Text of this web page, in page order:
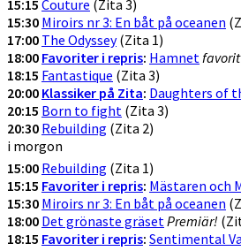
15:15 Couture (Zita 3)
15:30 Miroirs nr 3: En båt på oceanen
17:00 The Odyssey(Zita 1)
18:00 Favoriter i repris: Hamnet
18:15 Fantastique (Zita 3)
20:00 Klassiker på Zita: Daughters of
20:15 Born to fight (Zita 3)
20:30 Rebuilding (Zita 2)
i morgon
15:00 Rebuilding (Zita 1)
15:15 Favoriter i repris: Mästaren och
15:30 Miroirs nr 3: En båt på oceanen
18:00 Det grönaste gräset Premiär!
18:15 Favoriter i repris: Sentimental